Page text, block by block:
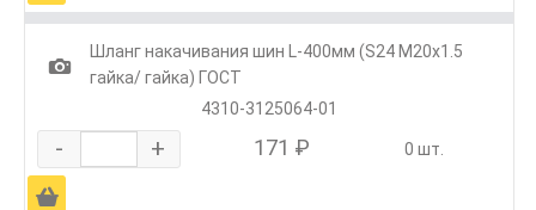
1
Шланг накачивания шин L-400мм (S24 М20х1.5
гайка/ гайка) ГОСТ
4310-3125064-01
- + 171 ₽ 0 шт.
Ä